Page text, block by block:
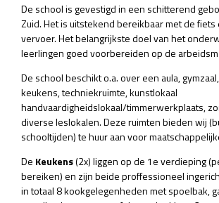
De school is gevestigd in een schitterend
Zuid. Het is uitstekend bereikbaar met de
vervoer. Het belangrijkste doel van het
leerlingen goed voorbereiden op de
De school beschikt o.a. over een aula,
keukens, techniekruimte, kunstlokaal
handvaardigheidslokaal/timmerwerkplaats,
diverse leslokalen. Deze ruimten bieden wij
schooltijden) te huur aan voor
De Keukens(2x) liggen op de 1e verdieping
bereiken) en zijn beide proffessioneel
in totaal 8 kookgelegenheden met spoelbak,